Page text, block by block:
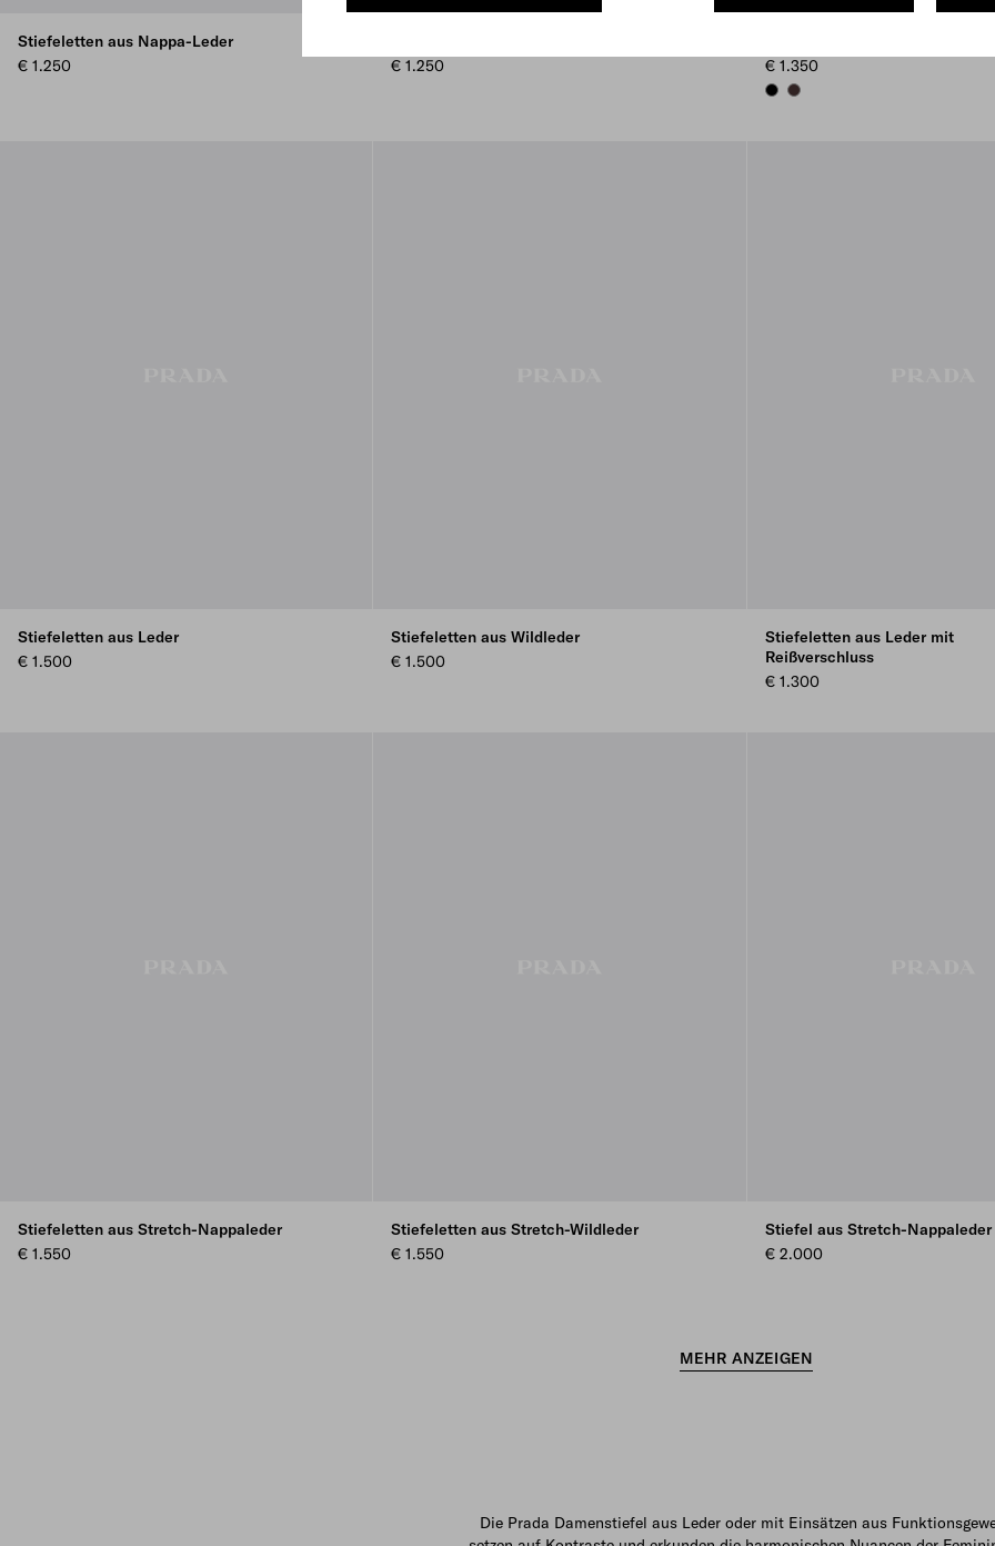
Stiefeletten aus Nappa-Leder
€ 1.250
€ 1.250
€ 1.350
BLACKDARK BROWN
Stiefeletten aus Leder
€ 1.500
Stiefeletten aus Wildleder
€ 1.500
Stiefeletten aus Leder mit
Reißverschluss
€ 1.300
Stiefeletten aus Stretch-Nappaleder
€ 1.550
Stiefeletten aus Stretch-Wildleder
€ 1.550
Stiefel aus Stretch-Nappaleder
€ 2.000
MEHR ANZEIGEN
Die Prada Damenstiefel aus Leder oder mit Einsätzen aus